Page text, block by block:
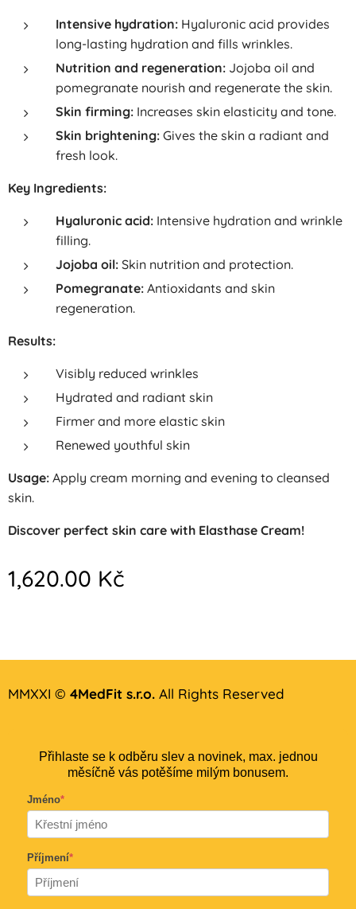
Intensive hydration: Hyaluronic acid provides
long-lasting hydration and fills wrinkles.
Nutrition and regeneration: Jojoba oil and
pomegranate nourish and regenerate the skin.
Skin firming: Increases skin elasticity and tone.
Skin brightening: Gives the skin a radiant and
fresh look.
Key Ingredients:
Hyaluronic acid: Intensive hydration and wrinkle
filling.
Jojoba oil: Skin nutrition and protection.
Pomegranate: Antioxidants and skin
regeneration.
Results:
Visibly reduced wrinkles
Hydrated and radiant skin
Firmer and more elastic skin
Renewed youthful skin
Usage: Apply cream morning and evening to cleansed
skin.
Discover perfect skin care with Elasthase Cream!
1,620.00 Kč
MMXXI © 4MedFit s.r.o. All Rights Reserved
Přihlaste se k odběru slev a novinek, max. jednou
měsíčně vás potěšíme milým bonusem.
Jméno*
Příjmení*